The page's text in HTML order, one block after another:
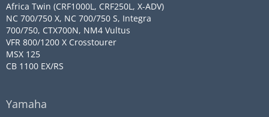
Africa Twin (CRF1000L, CRF250L, X-ADV)
NC 700/750 X, NC 700/750 S, Integra
700/750, CTX700N, NM4 Vultus
VFR 800/1200 X Crosstourer
MSX 125
CB 1100 EX/RS
Yamaha